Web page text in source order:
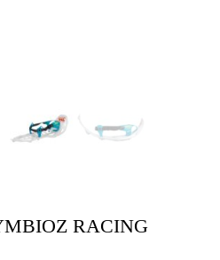
RACING